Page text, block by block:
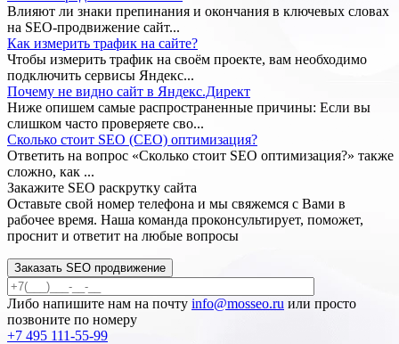
Влияют ли знаки препинания и окончания в ключевых словах
на SEO-продвижение сайт...
Как измерить трафик на сайте?
Чтобы измерить трафик на своём проекте, вам необходимо
подключить сервисы Яндекс...
Почему не видно сайт в Яндекс.Директ
Ниже опишем самые распространенные причины: Если вы
слишком часто проверяете сво...
Сколько стоит SEO (СЕО) оптимизация?
Ответить на вопрос «Сколько стоит SEO оптимизация?» также
сложно, как ...
Закажите SEO раскрутку сайта
Оставьте свой номер телефона и мы свяжемся с Вами в
рабочее время. Наша команда проконсультирует, поможет,
проснит и ответит на любые вопросы
Заказать SEO продвижение
Либо напишите нам на почту info@mosseo.ru или просто
позвоните по номеру
+7 495 111-55-99